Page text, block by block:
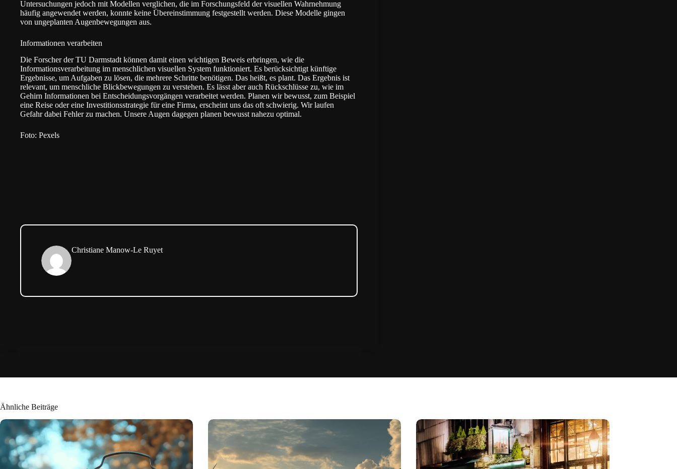
Untersuchungen jedoch mit Modellen verglichen, die im Forschungsfeld der visuellen Wahrnehmung
häufig angewendet werden, konnte keine Übereinstimmung festgestellt werden. Diese Modelle gingen
von ungeplanten Augenbewegungen aus.
Informationen verarbeiten
Die Forscher der TU Darmstadt können damit einen wichtigen Beweis erbringen, wie die
Informationsverarbeitung im menschlichen visuellen System funktioniert. Es berücksichtigt künftige
Ergebnisse, um Aufgaben zu lösen, die mehrere Schritte benötigen. Das heißt, es plant. Das Ergebnis ist
relevant, um menschliche Blickbewegungen zu verstehen. Es lässt aber auch Rückschlüsse zu, wie im
Gehirn Informationen bei Entscheidungsvorgängen verarbeitet werden. Planen wir bewusst, zum Beispiel
eine Reise oder eine Investitionsstrategie für eine Firma, erscheint uns das oft schwierig. Wir laufen
Gefahr dabei Fehler zu machen. Unsere Augen dagegen planen bewusst nahezu optimal.
Foto: Pexels
Christiane Manow-Le Ruyet
Ähnliche Beiträge